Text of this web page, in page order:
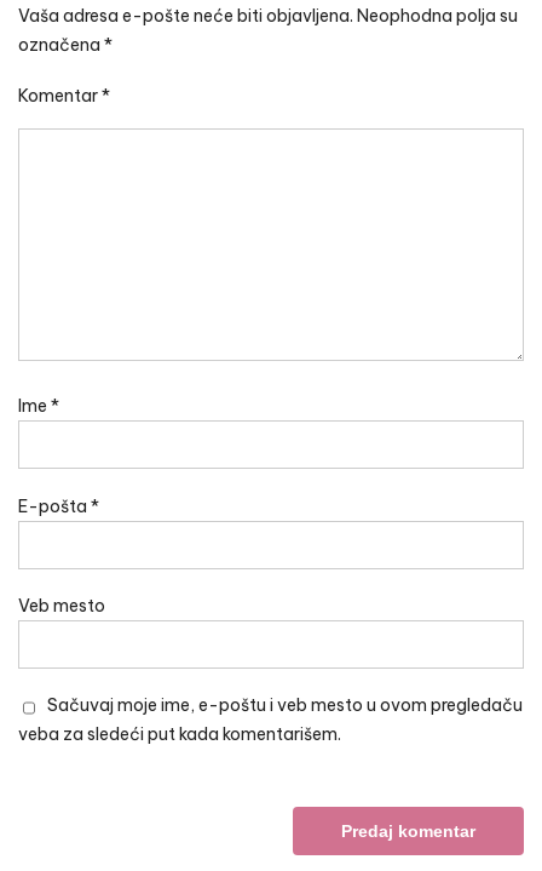
Vaša adresa e-pošte neće biti objavljena. Neophodna polja su
označena *
Komentar*
Ime *
E-pošta *
Veb mesto
Sačuvaj moje ime, e-poštu i veb mesto u ovom pregledaču
veba za sledeći put kada komentarišem.